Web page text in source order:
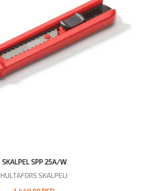
SKALPEL SPP 25A/W
HULTAFORS SKALPELI